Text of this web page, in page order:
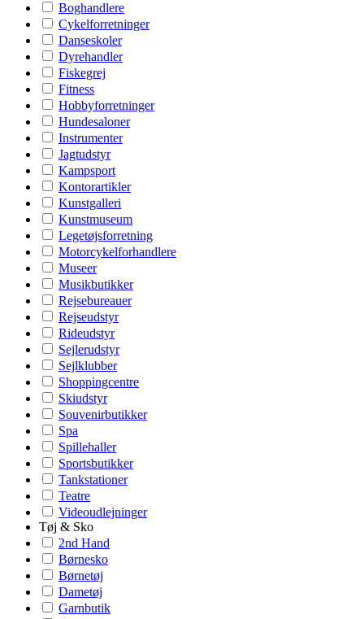
Boghandlere
Cykelforretninger
Danseskoler
Dyrehandler
Fiskegrej
Fitness
Hobbyforretninger
Hundesaloner
Instrumenter
Jagtudstyr
Kampsport
Kontorartikler
Kunstgalleri
Kunstmuseum
Legetøjsforretning
Motorcykelforhandlere
Museer
Musikbutikker
Rejsebureauer
Rejseudstyr
Rideudstyr
Sejlerudstyr
Sejlklubber
Shoppingcentre
Skiudstyr
Souvenirbutikker
Spa
Spillehaller
Sportsbutikker
Tankstationer
Teatre
Videoudlejninger
Tøj & Sko
2nd Hand
Børnesko
Børnetøj
Dametøj
Garnbutik